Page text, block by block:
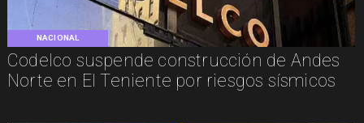
NACIONAL
Codelco suspende construcción de Andes
Norte en El Teniente por riesgos sísmicos